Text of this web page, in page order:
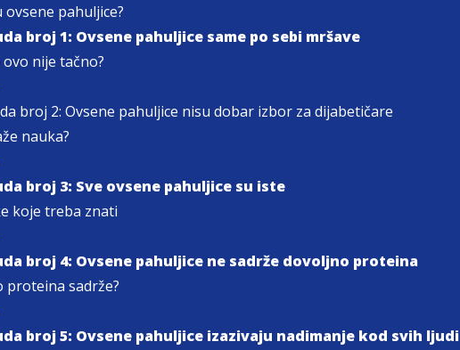
ovsene pahuljice?
broj 1: Ovsene pahuljice same po sebi mršave
nije tačno?
broj 2: Ovsene pahuljice nisu dobar izbor za dijabetičare
nauka?
broj 3: Sve ovsene pahuljice su iste
koje treba znati
broj 4: Ovsene pahuljice ne sadrže dovoljno proteina
proteina sadrže?
broj 5: Ovsene pahuljice izazivaju nadimanje kod svih ljudi